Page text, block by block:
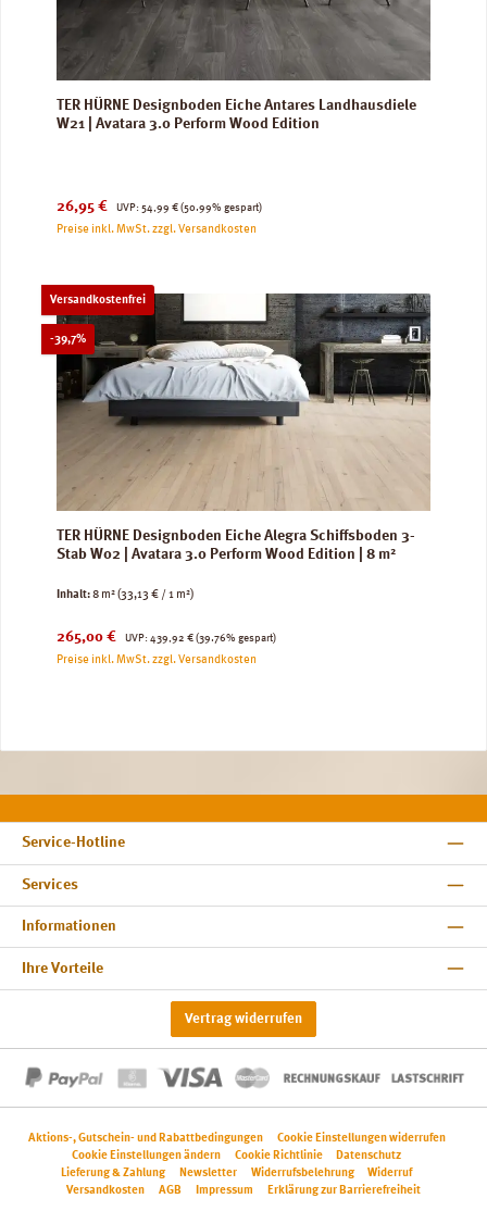
TER HÜRNE Designboden Eiche Antares Landhausdiele
W21 | Avatara 3.0 Perform Wood Edition
Verkaufspreis:
26,95 € UVP:
Regulärer Preis:
54,99 € (50.99% gespart)
Preise inkl. MwSt. zzgl. Versandkosten
Versandkostenfrei
-39,7%Rabatt
TER HÜRNE Designboden Eiche Alegra Schiffsboden 3-
Stab W02 | Avatara 3.0 Perform Wood Edition | 8 m²
Inhalt:8 m²(33,13 € / 1 m²)
Verkaufspreis:
265,00 € UVP:
Regulärer Preis:
439,92 € (39.76% gespart)
Preise inkl. MwSt. zzgl. Versandkosten
Service-Hotline
Services
Informationen
Ihre Vorteile
Vertrag widerrufen
Aktions-, Gutschein- und Rabattbedingungen
Cookie Einstellungen widerrufen
Cookie Einstellungen ändern
Cookie Richtlinie
Datenschutz
Lieferung & Zahlung
Newsletter Widerrufsbelehrung
Widerruf
Versandkosten
AGB Impressum Erklärung zur Barrierefreiheit